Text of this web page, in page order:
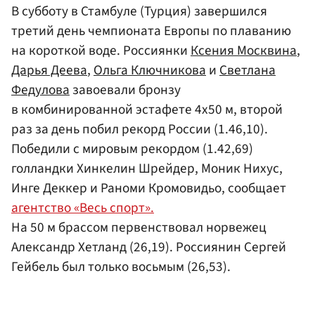
В субботу в Стамбуле (Турция) завершился
третий день чемпионата Европы по плаванию
на короткой воде. РоссиянкиКсения Москвина,
Дарья Деева,Ольга КлючниковаиСветлана
Федуловазавоевали бронзу
в комбинированной эстафете 4х50 м, второй
раз за день побил рекорд России (1.46,10).
Победили с мировым рекордом (1.42,69)
голландки Хинкелин Шрейдер, Моник Нихус,
Инге Деккер и Раноми Кромовидьо, сообщает
агентство «Весь спорт».
На 50 м брассом первенствовал норвежец
Александр Хетланд (26,19). Россиянин Сергей
Гейбель был только восьмым (26,53).